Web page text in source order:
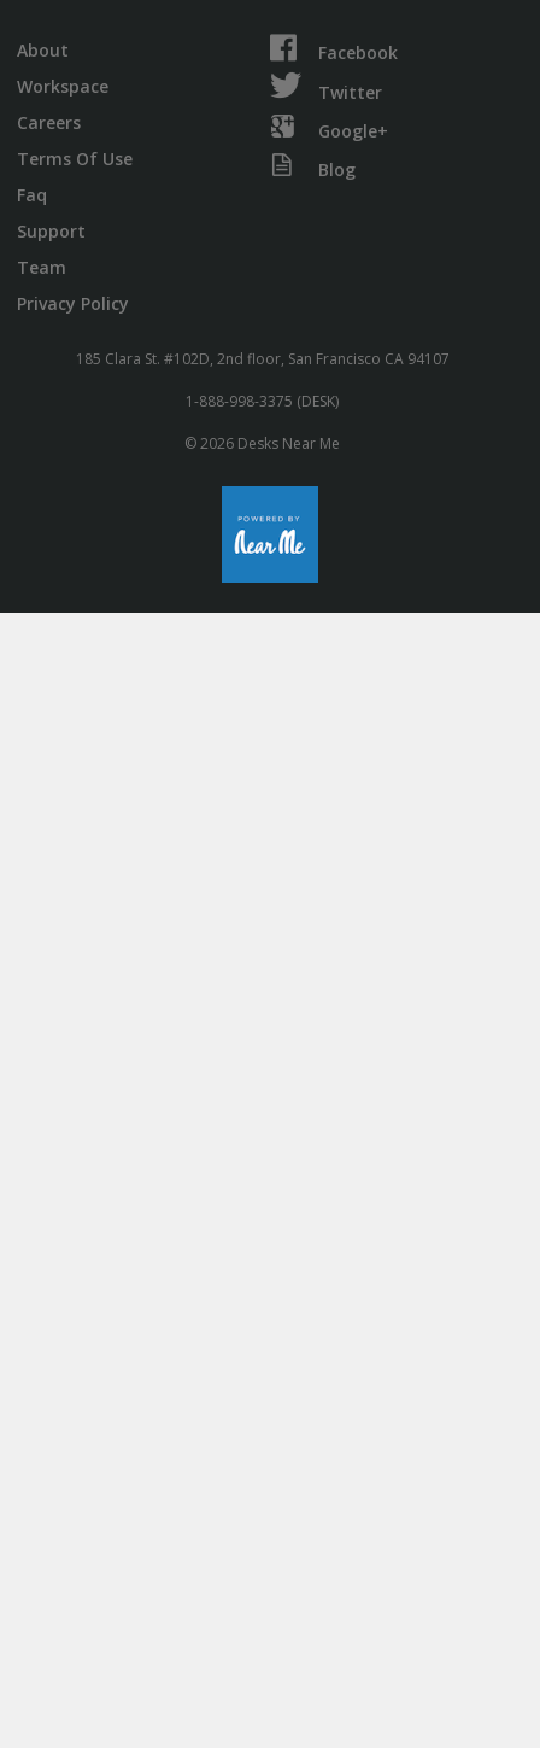
About
Workspace
Careers
Terms Of Use
Faq
Support
Team
Privacy Policy
Facebook
Twitter
Google+
Blog
185 Clara St. #102D, 2nd floor, San Francisco CA 94107
1-888-998-3375 (DESK)
© 2026 Desks Near Me